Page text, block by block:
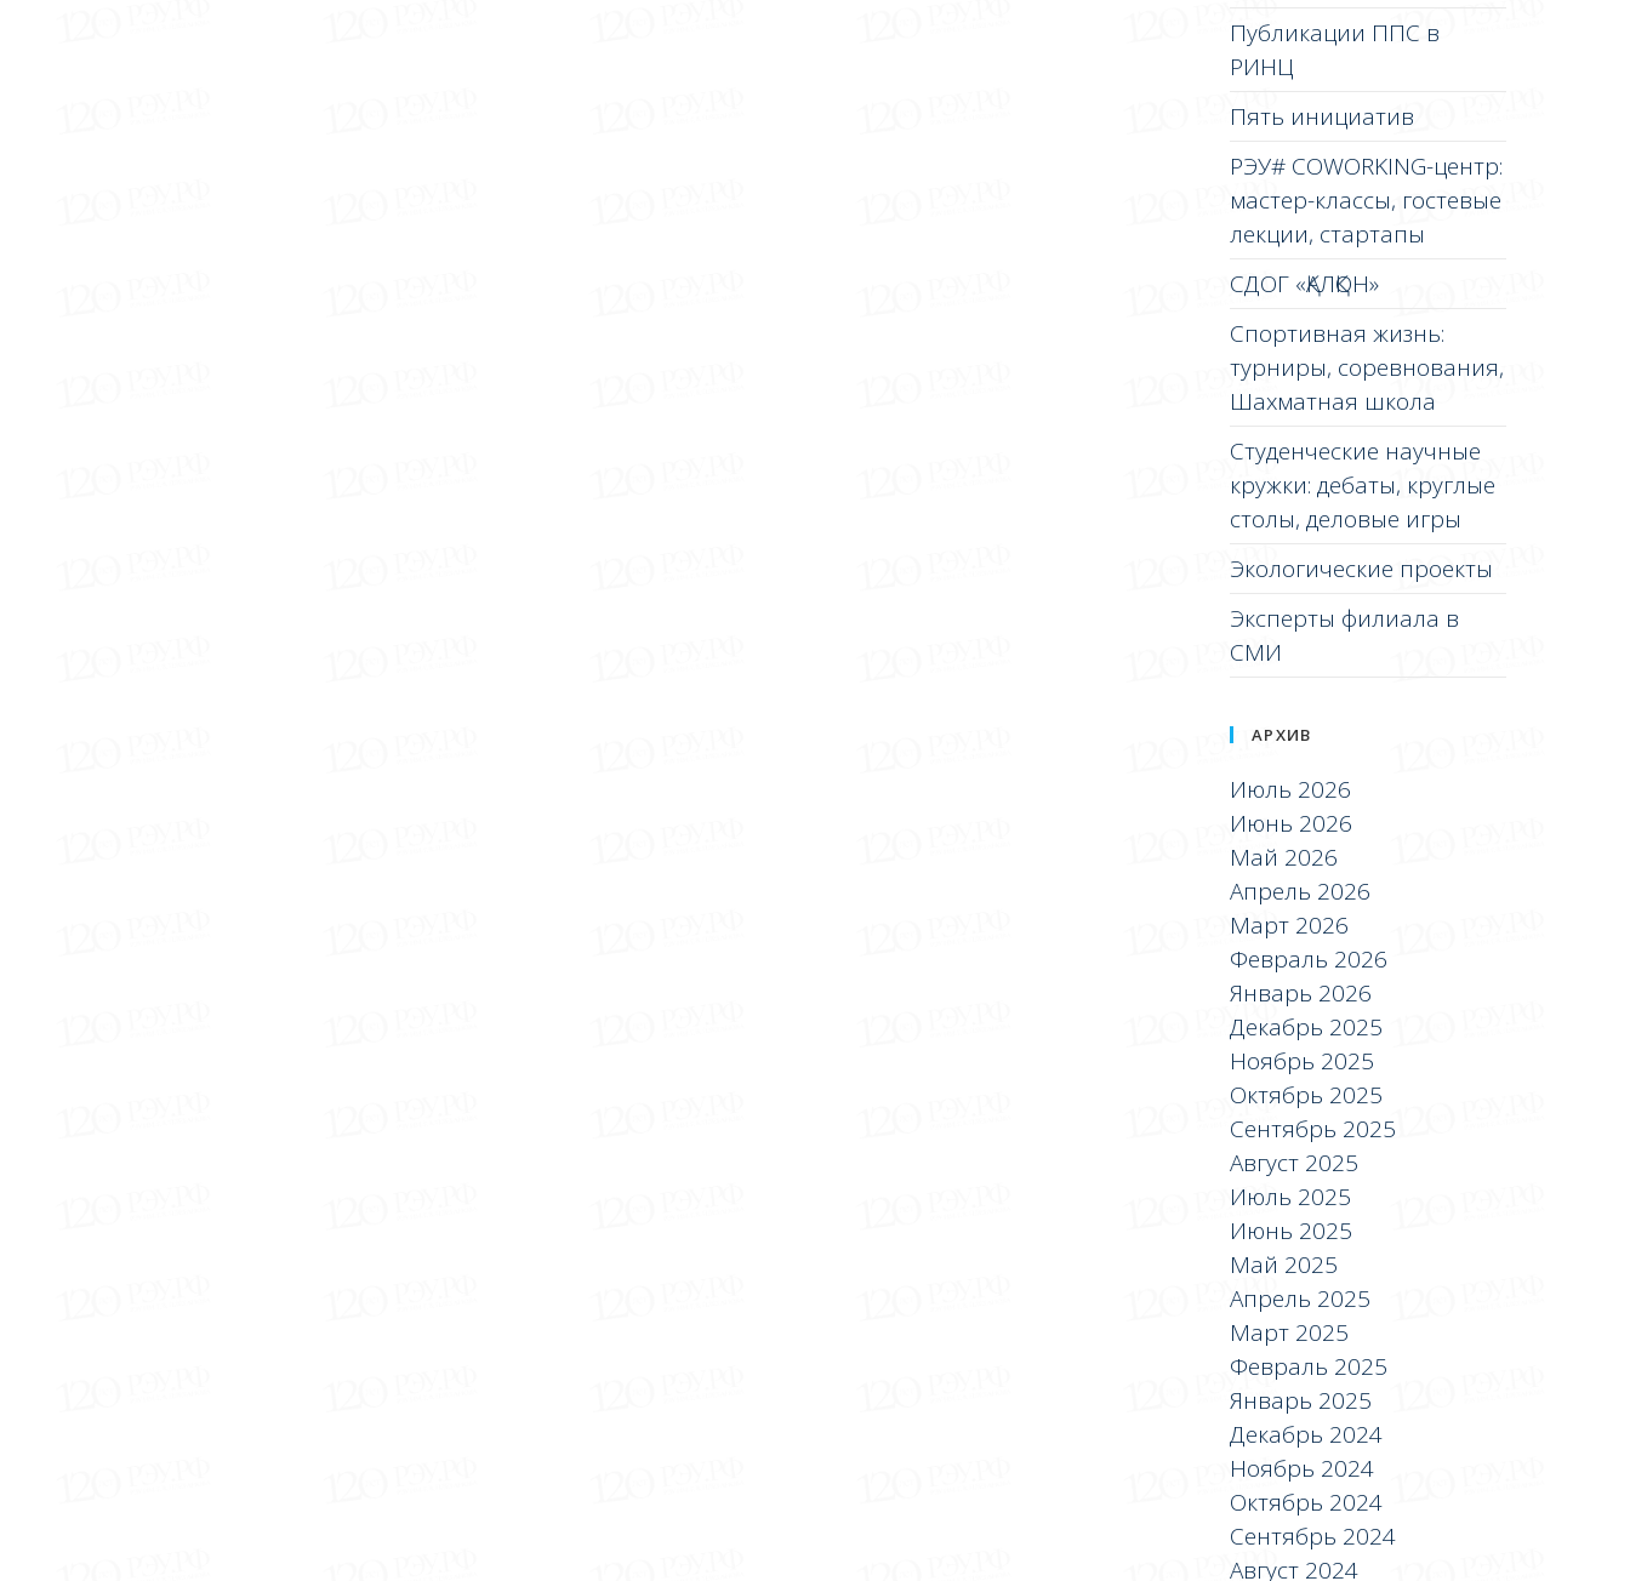
Публикации ППС в
РИНЦ
Пять инициатив
РЭУ# COWORKING-центр:
мастер-классы, гостевые
лекции, стартапы
СДОГ «ҚАЛҚОН»
Спортивная жизнь:
турниры, соревнования,
Шахматная школа
Студенческие научные
кружки: дебаты, круглые
столы, деловые игры
Экологические проекты
Эксперты филиала в
СМИ
АРХИВ
Июль 2026
Июнь 2026
Май 2026
Апрель 2026
Март 2026
Февраль 2026
Январь 2026
Декабрь 2025
Ноябрь 2025
Октябрь 2025
Сентябрь 2025
Август 2025
Июль 2025
Июнь 2025
Май 2025
Апрель 2025
Март 2025
Февраль 2025
Январь 2025
Декабрь 2024
Ноябрь 2024
Октябрь 2024
Сентябрь 2024
Август 2024